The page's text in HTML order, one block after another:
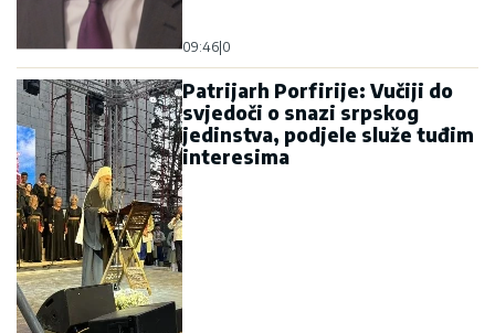
09:46|0
Patrijarh Porfirije: Vučiji do
svjedoči o snazi srpskog
jedinstva, podjele služe tuđim
interesima